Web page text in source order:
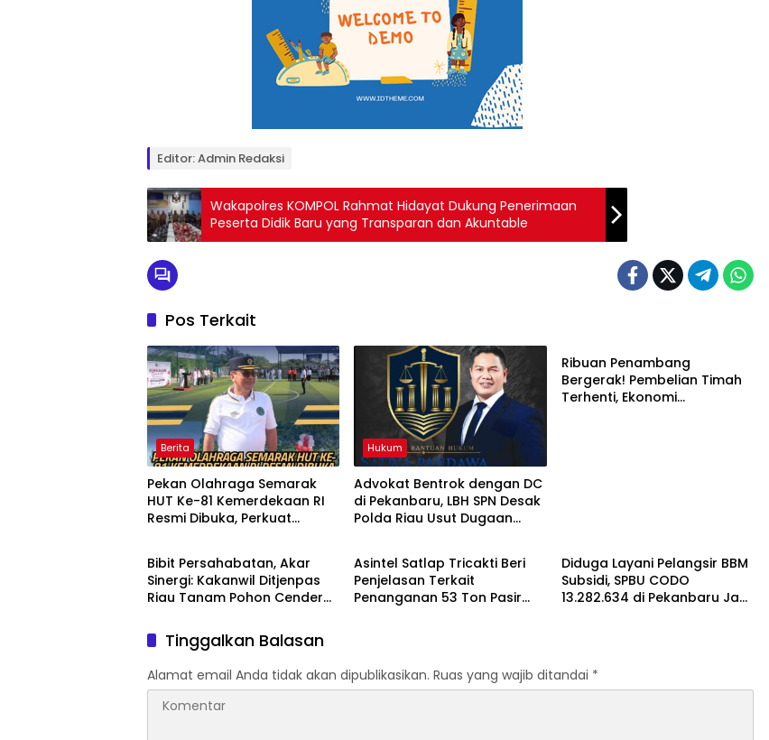
Editor: Admin Redaksi
Wakapolres KOMPOL Rahmat Hidayat Dukung Penerimaan
Peserta Didik Baru yang Transparan dan Akuntable
Pos Terkait
Berita
Pekan Olahraga Semarak
HUT Ke-81 Kemerdekaan RI
Resmi Dibuka, Perkuat
Hukum
Advokat Bentrok dengan DC
di Pekanbaru, LBH SPN Desak
Polda Riau Usut Dugaan
Ribuan Penambang
Bergerak! Pembelian Timah
Terhenti, Ekonomi
Berita
Bibit Persahabatan, Akar
Sinergi: Kakanwil Ditjenpas
Riau Tanam Pohon Cendera
Berita
Asintel Satlap Tricakti Beri
Penjelasan Terkait
Penanganan 53 Ton Pasir
Diduga Layani Pelangsir BBM
Subsidi, SPBU CODO
13.282.634 di Pekanbaru Jadi
Tinggalkan Balasan
Alamat email Anda tidak akan dipublikasikan. Ruas yang wajib ditandai *